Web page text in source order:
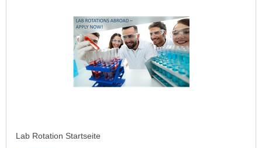
Lab Rotation Startseite